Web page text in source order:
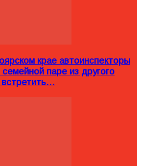
крае автоинспекторы
семейной паре из другого
встретить…